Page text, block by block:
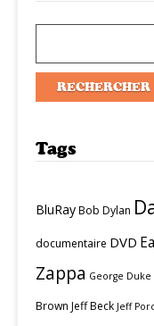
Tags
BluRayBob Dylan
documentaire DVD
Zappa George Duke
Brown Jeff Beck Jeff